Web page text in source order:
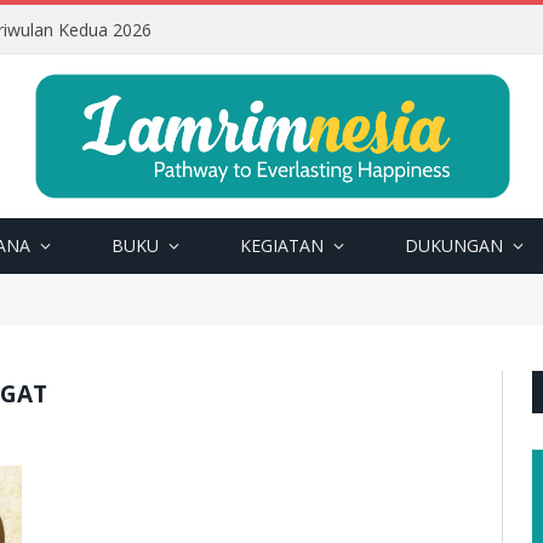
Kedua 2026
BUKU KEGIATAN DUKUNGAN